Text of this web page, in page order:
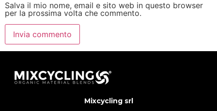
Salva il mio nome, email e sito web in questo browser
per la prossima volta che commento.
Mixcycling srl